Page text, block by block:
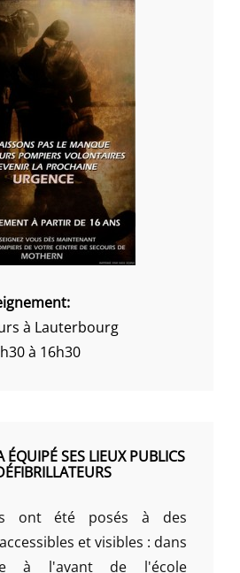
à Lauterbourg
à 16h30
SES LIEUX PUBLICS
ont été posés à des
et visibles : dans
à l'avant de l'école